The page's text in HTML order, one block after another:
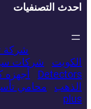
احدث التصنفيات
شركة
الكويت
شركات
Detectors
الذهب
محامي
plus